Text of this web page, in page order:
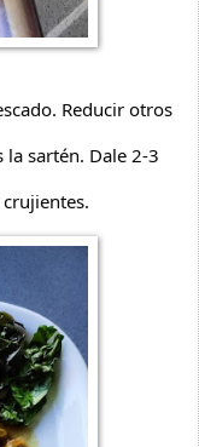
Reducir otros
sartén. Dale 2-3